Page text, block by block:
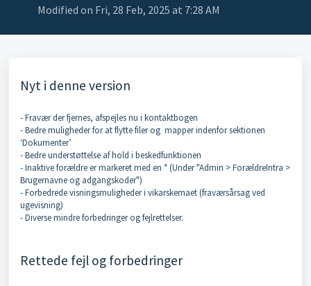
Modified on Fri, 28 Feb, 2025 at 7:28 AM
Nyt i denne version
- Fravær der fjernes, afspejles nu i kontaktbogen
- Bedre muligheder for at flytte filer og mapper indenfor sektionen
‘Dokumenter’
- Bedre understøttelse af hold i beskedfunktionen
- Inaktive forældre er markeret med en * (Under "Admin > ForældreIntra >
Brugernavne og adgangskoder")
- Forbedrede visningsmuligheder i vikarskemaet (fraværsårsag ved
ugevisning)
- Diverse mindre forbedringer og fejlrettelser.
Rettede fejl og forbedringer